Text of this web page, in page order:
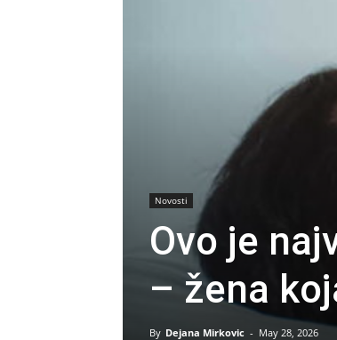
Novosti
Ovo je
– žena
By Dejana Mirkovic - May 28, 2026